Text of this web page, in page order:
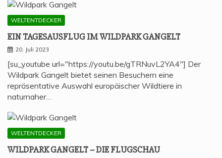
WELTENTDECKER
EIN TAGES­AUS­FLUG IM WILD­PARK GANGELT
20. Juli 2023
[su_youtube url="https://youtu.be/gTRNuvL2YA4"] Der
Wildpark Gangelt bietet seinen Besuchern eine
repräsentative Auswahl europäischer Wildtiere in
naturnaher…
WELTENTDECKER
WILD­PARK GAN­GELT – DIE FLUGSCHAU